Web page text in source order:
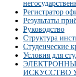
Регистратор
Результаты
Руководство
Структура
Студенческие
Условия для
ИСКУССТВО